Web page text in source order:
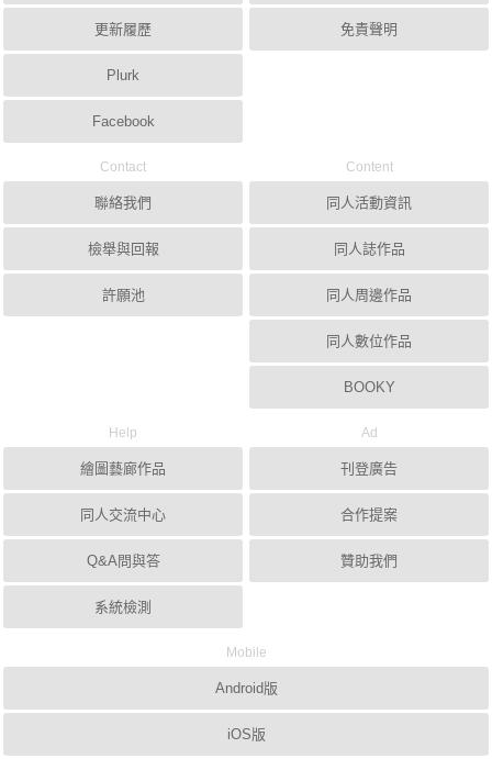
更新履歷
Plurk
Facebook
免責聲明
Contact
聯絡我們
檢舉與回報
許願池
Content
同人活動資訊
同人誌作品
同人周邊作品
同人數位作品
BOOKY
Help
繪圖藝廊作品
同人交流中心
Q&A問與答
系統檢測
Ad
刊登廣告
合作提案
贊助我們
Mobile
Android版
iOS版